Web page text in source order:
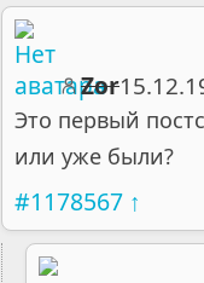
Zor
Это первый
или уже были?
#1178567 ↑